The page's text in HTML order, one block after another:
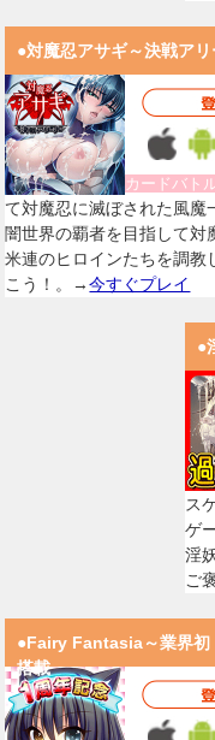
●対魔忍アサギ～決戦アリ
カードバト
て対魔忍に滅ぼされた風魔
闇世界の覇者を目指して対
米連のヒロインたちを調教
こう！。→今すぐプレイ
●
ス
ゲ
淫
ご
●Fairy Fantasia～業界初
搭載